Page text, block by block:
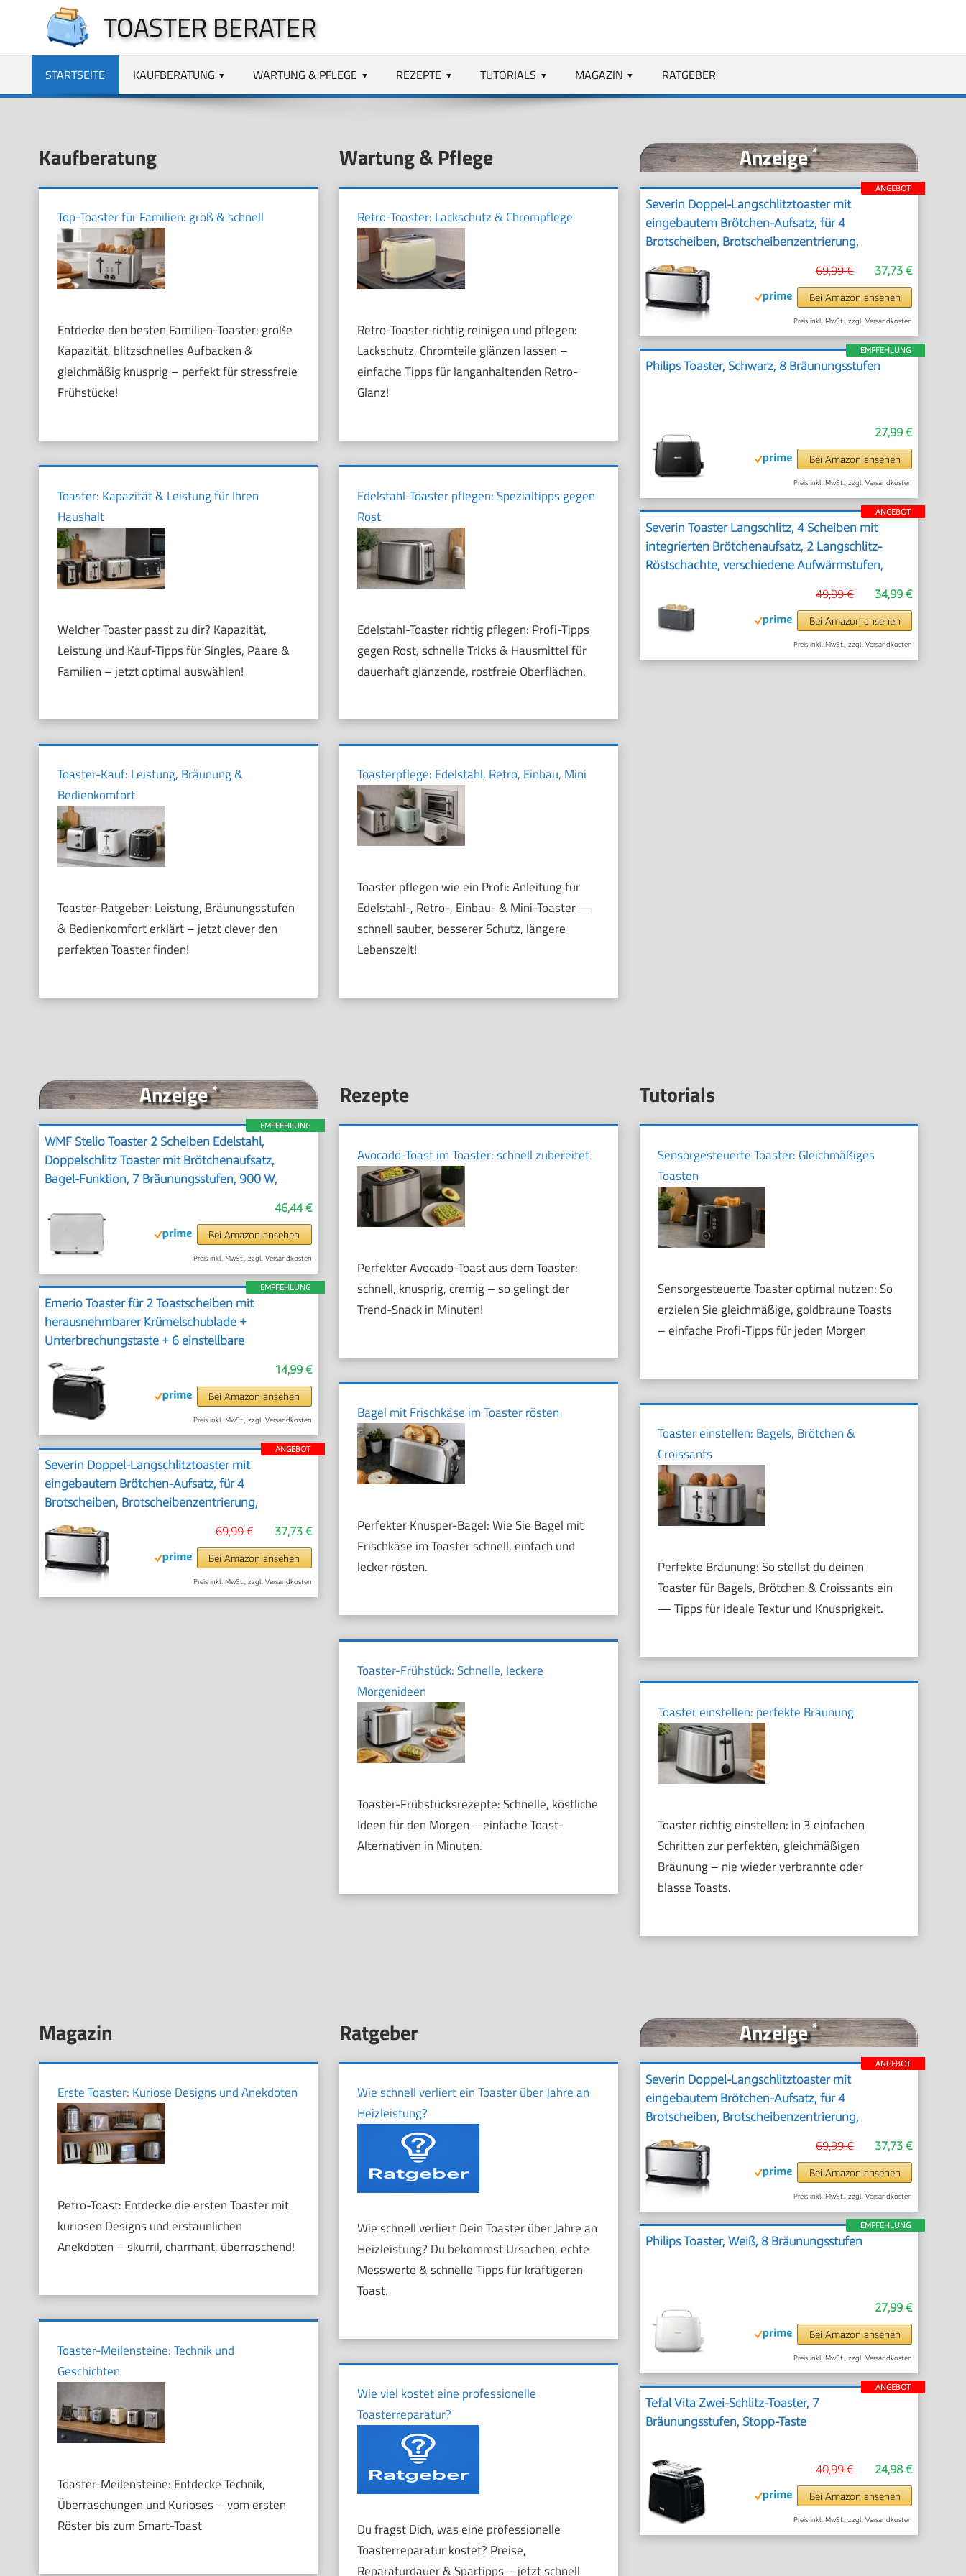
springen
TOASTER BERATER
STARTSEITE KAUFBERATUNG WARTUNG & PFLEGE REZEPTE TUTORIALS MAGAZIN RATGEBER
Kaufberatung
Top-Toaster für Familien: groß & schnell
Entdecke den besten Familien-Toaster: große
Kapazität, blitzschnelles Aufbacken &
gleichmäßig knusprig – perfekt für stressfreie
Frühstücke!
Toaster: Kapazität & Leistung für Ihren
Haushalt
Welcher Toaster passt zu dir? Kapazität,
Leistung und Kauf-Tipps für Singles, Paare &
Familien – jetzt optimal auswählen!
Toaster-Kauf: Leistung, Bräunung &
Bedienkomfort
Toaster-Ratgeber: Leistung, Bräunungsstufen
& Bedienkomfort erklärt – jetzt clever den
perfekten Toaster finden!
Wartung & Pflege
Retro-Toaster: Lackschutz & Chrompflege
Retro-Toaster richtig reinigen und pflegen:
Lackschutz, Chromteile glänzen lassen –
einfache Tipps für langanhaltenden Retro-
Glanz!
Edelstahl-Toaster pflegen: Spezialtipps gegen
Rost
Edelstahl-Toaster richtig pflegen: Profi-Tipps
gegen Rost, schnelle Tricks & Hausmittel für
dauerhaft glänzende, rostfreie Oberflächen.
Toasterpflege: Edelstahl, Retro, Einbau, Mini
Toaster pflegen wie ein Profi: Anleitung für
Edelstahl-, Retro-, Einbau- & Mini-Toaster —
schnell sauber, besserer Schutz, längere
Lebenszeit!
Anzeige*
ANGEBOT
Severin Doppel-Langschlitztoaster mit
eingebautem Brötchen-Aufsatz, für 4
Brotscheiben, Brotscheibenzentrierung,
gebürstet, schwarz, 1.400 W, AT 2509
37,73 €
69,99 €
Bei Amazon ansehen
Preis inkl. MwSt., zzgl. Versandkosten
EMPFEHLUNG
Philips Toaster, Schwarz, 8 Bräunungsstufen
27,99 €
Bei Amazon ansehen
Preis inkl. MwSt., zzgl. Versandkosten
ANGEBOT
Severin Toaster Langschlitz, 4 Scheiben mit
integrierten Brötchenaufsatz, 2 Langschlitz-
Röstschachte, verschiedene Aufwärmstufen,
34,99 €
49,99 €
Bei Amazon ansehen
Preis inkl. MwSt., zzgl. Versandkosten
Anzeige*
EMPFEHLUNG
WMF Stelio Toaster 2 Scheiben Edelstahl,
Doppelschlitz Toaster mit Brötchenaufsatz,
Bagel-Funktion, 7 Bräunungsstufen, 900 W,
46,44 €
Bei Amazon ansehen
Preis inkl. MwSt., zzgl. Versandkosten
EMPFEHLUNG
Emerio Toaster für 2 Toastscheiben mit
herausnehmbarer Krümelschublade +
Unterbrechungstaste + 6 einstellbare
Bräunungsstufen + Brötchenaufsatz +
Kabelaufwicklung | 700W | TO-128676.3
14,99 €
Bei Amazon ansehen
Preis inkl. MwSt., zzgl. Versandkosten
ANGEBOT
Severin Doppel-Langschlitztoaster mit
eingebautem Brötchen-Aufsatz, für 4
Brotscheiben, Brotscheibenzentrierung,
gebürstet, schwarz, 1.400 W, AT 2509
37,73 €
69,99 €
Bei Amazon ansehen
Preis inkl. MwSt., zzgl. Versandkosten
Rezepte
Avocado-Toast im Toaster: schnell zubereitet
Perfekter Avocado-Toast aus dem Toaster:
schnell, knusprig, cremig – so gelingt der
Trend-Snack in Minuten!
Bagel mit Frischkäse im Toaster rösten
Perfekter Knusper-Bagel: Wie Sie Bagel mit
Frischkäse im Toaster schnell, einfach und
lecker rösten.
Toaster-Frühstück: Schnelle, leckere
Morgenideen
Toaster-Frühstücksrezepte: Schnelle, köstliche
Ideen für den Morgen – einfache Toast-
Alternativen in Minuten.
Tutorials
Sensorgesteuerte Toaster: Gleichmäßiges
Toasten
Sensorgesteuerte Toaster optimal nutzen: So
erzielen Sie gleichmäßige, goldbraune Toasts
– einfache Profi-Tipps für jeden Morgen
Toaster einstellen: Bagels, Brötchen &
Croissants
Perfekte Bräunung: So stellst du deinen
Toaster für Bagels, Brötchen & Croissants ein
— Tipps für ideale Textur und Knusprigkeit.
Toaster einstellen: perfekte Bräunung
Toaster richtig einstellen: in 3 einfachen
Schritten zur perfekten, gleichmäßigen
Bräunung – nie wieder verbrannte oder
blasse Toasts.
Magazin
Erste Toaster: Kuriose Designs und Anekdoten
Retro-Toast: Entdecke die ersten Toaster mit
kuriosen Designs und erstaunlichen
Anekdoten – skurril, charmant, überraschend!
Toaster-Meilensteine: Technik und
Geschichten
Toaster-Meilensteine: Entdecke Technik,
Überraschungen und Kurioses – vom ersten
Röster bis zum Smart-Toast
Ratgeber
Wie schnell verliert ein Toaster über Jahre an
Heizleistung?
Wie schnell verliert Dein Toaster über Jahre an
Heizleistung? Du bekommst Ursachen, echte
Messwerte & schnelle Tipps für kräftigeren
Toast.
Wie viel kostet eine professionelle
Toasterreparatur?
Du fragst Dich, was eine professionelle
Toasterreparatur kostet? Preise,
Reparaturdauer & Spartipps – jetzt schnell
Anzeige*
ANGEBOT
Severin Doppel-Langschlitztoaster mit
eingebautem Brötchen-Aufsatz, für 4
Brotscheiben, Brotscheibenzentrierung,
gebürstet, schwarz, 1.400 W, AT 2509
37,73 €
69,99 €
Bei Amazon ansehen
Preis inkl. MwSt., zzgl. Versandkosten
EMPFEHLUNG
Philips Toaster, Weiß, 8 Bräunungsstufen
27,99 €
Bei Amazon ansehen
Preis inkl. MwSt., zzgl. Versandkosten
ANGEBOT
Tefal Vita Zwei-Schlitz-Toaster, 7
Bräunungsstufen, Stopp-Taste
24,98 €
40,99 €
Bei Amazon ansehen
Preis inkl. MwSt., zzgl. Versandkosten